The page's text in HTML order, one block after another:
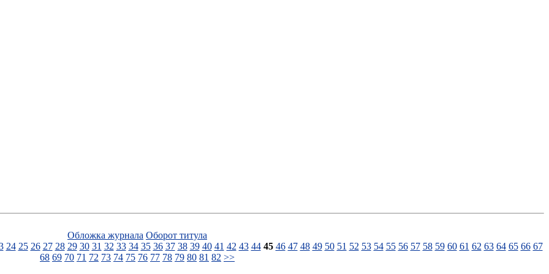
Обложка журнала Оборот титула
24 25 26 27 28 29 30 31 32 33 34 35 36 37 38 39 40 41 42 43 44 45 46 47 48 49 50 51 52 53 54 55 56 57 58 59 60 61 62 63 64 65 66 67
68 69 70 71 72 73 74 75 76 77 78 79 80 81 82 >>